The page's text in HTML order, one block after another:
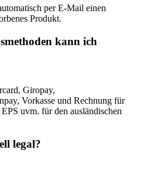
per E-Mail einen
Produkt.
kann ich
Giropay,
Vorkasse und Rechnung für
uvm. für den ausländischen
legal?